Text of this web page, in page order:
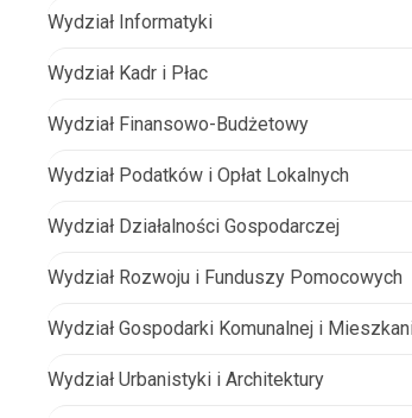
Wydział Informatyki
Wydział Kadr i Płac
Wydział Finansowo-Budżetowy
Wydział Podatków i Opłat Lokalnych
Wydział Działalności Gospodarczej
Wydział Rozwoju i Funduszy Pomocowych
Wydział Gospodarki Komunalnej i
Wydział Urbanistyki i Architektury